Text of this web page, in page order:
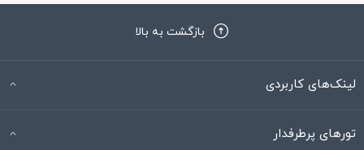
بازگشت به بالا
لینک‌های کاربردی
تورهای پرطرفدار